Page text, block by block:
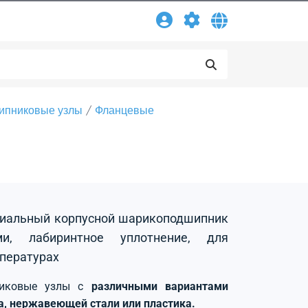
узлы Фланцевые
корпусной шарикоподшипник
лабиринтное уплотнение, для
узлы с различными вариантами
нержавеющей стали или пластика.